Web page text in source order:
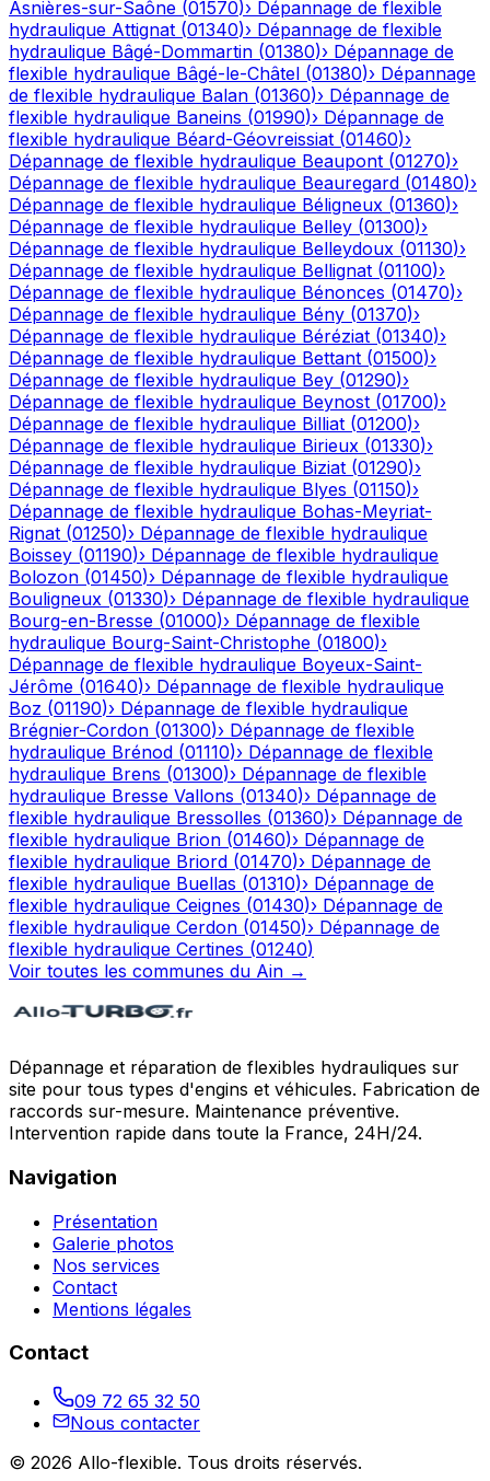
Asnières-sur-Saône (01570)› Dépannage de flexible
hydraulique Attignat (01340)› Dépannage de flexible
hydraulique Bâgé-Dommartin (01380)› Dépannage de
flexible hydraulique Bâgé-le-Châtel (01380)› Dépannage
de flexible hydraulique Balan (01360)› Dépannage de
flexible hydraulique Baneins (01990)› Dépannage de
flexible hydraulique Béard-Géovreissiat (01460)›
Dépannage de flexible hydraulique Beaupont (01270)›
Dépannage de flexible hydraulique Beauregard (01480)›
Dépannage de flexible hydraulique Béligneux (01360)›
Dépannage de flexible hydraulique Belley (01300)›
Dépannage de flexible hydraulique Belleydoux (01130)›
Dépannage de flexible hydraulique Bellignat (01100)›
Dépannage de flexible hydraulique Bénonces (01470)›
Dépannage de flexible hydraulique Bény (01370)›
Dépannage de flexible hydraulique Béréziat (01340)›
Dépannage de flexible hydraulique Bettant (01500)›
Dépannage de flexible hydraulique Bey (01290)›
Dépannage de flexible hydraulique Beynost (01700)›
Dépannage de flexible hydraulique Billiat (01200)›
Dépannage de flexible hydraulique Birieux (01330)›
Dépannage de flexible hydraulique Biziat (01290)›
Dépannage de flexible hydraulique Blyes (01150)›
Dépannage de flexible hydraulique Bohas-Meyriat-
Rignat (01250)› Dépannage de flexible hydraulique
Boissey (01190)› Dépannage de flexible hydraulique
Bolozon (01450)› Dépannage de flexible hydraulique
Bouligneux (01330)› Dépannage de flexible hydraulique
Bourg-en-Bresse (01000)› Dépannage de flexible
hydraulique Bourg-Saint-Christophe (01800)›
Dépannage de flexible hydraulique Boyeux-Saint-
Jérôme (01640)› Dépannage de flexible hydraulique
Boz (01190)› Dépannage de flexible hydraulique
Brégnier-Cordon (01300)› Dépannage de flexible
hydraulique Brénod (01110)› Dépannage de flexible
hydraulique Brens (01300)› Dépannage de flexible
hydraulique Bresse Vallons (01340)› Dépannage de
flexible hydraulique Bressolles (01360)› Dépannage de
flexible hydraulique Brion (01460)› Dépannage de
flexible hydraulique Briord (01470)› Dépannage de
flexible hydraulique Buellas (01310)› Dépannage de
flexible hydraulique Ceignes (01430)› Dépannage de
flexible hydraulique Cerdon (01450)› Dépannage de
flexible hydraulique Certines (01240)
Voir toutes les communes du Ain →
Dépannage et réparation de flexibles hydrauliques sur
site pour tous types d'engins et véhicules. Fabrication de
raccords sur-mesure. Maintenance préventive.
Intervention rapide dans toute la France, 24H/24.
Navigation
Présentation
Galerie photos
Nos services
Contact
Mentions légales
Contact
09 72 65 32 50
Nous contacter
© 2026 Allo-flexible. Tous droits réservés.